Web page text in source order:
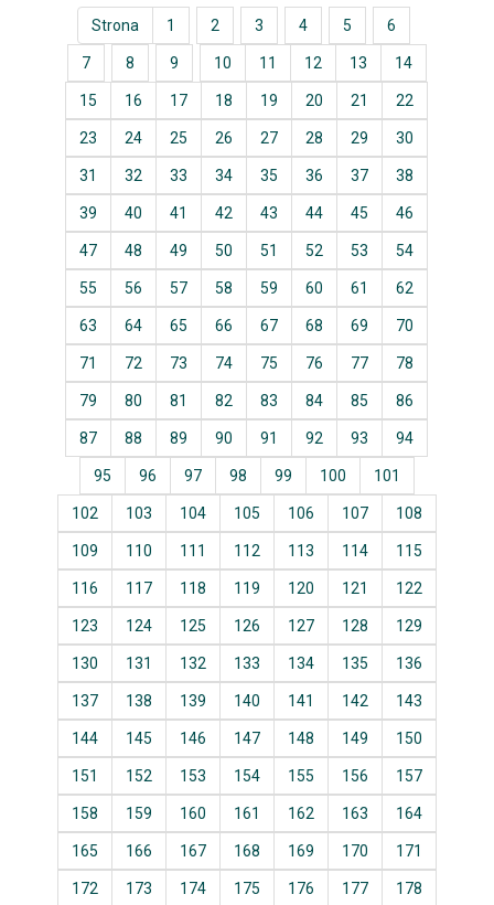
Strona 1 2 3 4 5 6
7 8 9 10 11 12 13 14
15 16 17 18 19 20 21 22
23 24 25 26 27 28 29 30
31 32 33 34 35 36 37 38
39 40 41 42 43 44 45 46
47 48 49 50 51 52 53 54
55 56 57 58 59 60 61 62
63 64 65 66 67 68 69 70
71 72 73 74 75 76 77 78
79 80 81 82 83 84 85 86
87 88 89 90 91 92 93 94
95 96 97 98 99 100 101
102 103 104 105 106 107 108
109 110 111 112 113 114 115
116 117 118 119 120 121 122
123 124 125 126 127 128 129
130 131 132 133 134 135 136
137 138 139 140 141 142 143
144 145 146 147 148 149 150
151 152 153 154 155 156 157
158 159 160 161 162 163 164
165 166 167 168 169 170 171
172 173 174 175 176 177 178